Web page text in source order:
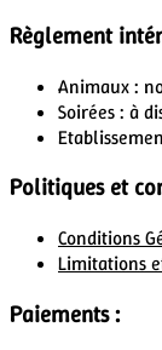
Règlement
Animaux :
Soirées : à
Politiques et
Conditions
Limitations
Paiements :